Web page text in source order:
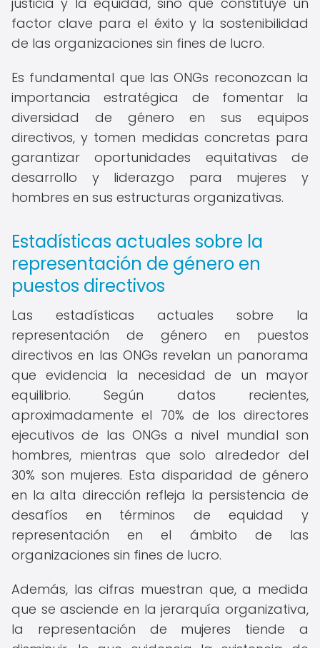
factor clave para el éxito y la sostenibilidad
de las organizaciones sin fines de lucro.
Es fundamental que las ONGs reconozcan la
importancia estratégica de fomentar la
diversidad de género en sus equipos
directivos, y tomen medidas concretas para
garantizar oportunidades equitativas de
desarrollo y liderazgo para mujeres y
hombres en sus estructuras organizativas.
Estadísticas actuales sobre la
representación de género en
puestos directivos
Las estadísticas actuales sobre la
representación de género en puestos
directivos en las ONGs revelan un panorama
que evidencia la necesidad de un mayor
equilibrio. Según datos recientes,
aproximadamente el 70% de los directores
ejecutivos de las ONGs a nivel mundial son
hombres, mientras que solo alrededor del
30% son mujeres. Esta disparidad de género
en la alta dirección refleja la persistencia de
desafíos en términos de equidad y
representación en el ámbito de las
organizaciones sin fines de lucro.
Además, las cifras muestran que, a medida
que se asciende en la jerarquía organizativa,
la representación de mujeres tiende a